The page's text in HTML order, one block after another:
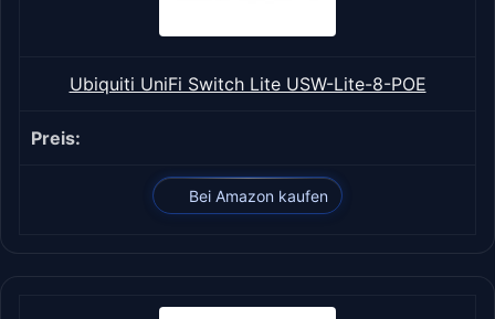
Ubiquiti UniFi Switch Lite USW-Lite-8-POE
Bei Amazon kaufen